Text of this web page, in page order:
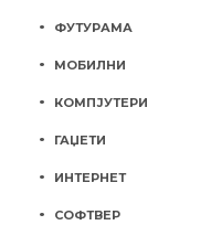
ФУТУРАМА
МОБИЛНИ
КОМПЈУТЕРИ
ГАЏЕТИ
ИНТЕРНЕТ
СОФТВЕР